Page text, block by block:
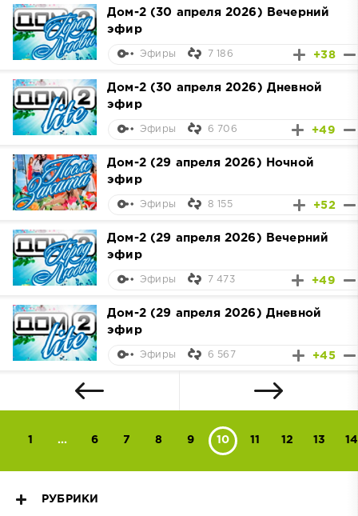
Дом-2 (30 апреля 2026) Вечерний
эфир
+38
Эфиры 7 186
Дом-2 (30 апреля 2026) Дневной
эфир
+49
Эфиры 6 706
Дом-2 (29 апреля 2026) Ночной
эфир
+52
Эфиры 8 155
Дом-2 (29 апреля 2026) Вечерний
эфир
+49
Эфиры 7 473
Дом-2 (29 апреля 2026) Дневной
эфир
+45
Эфиры 6 567
1 ... 6 7 8 9 10 11 12 13 14
РУБРИКИ